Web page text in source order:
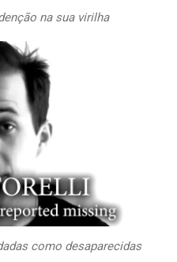
na sua virilha
como desaparecidas